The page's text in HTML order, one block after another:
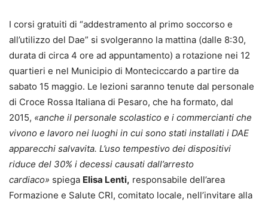
I corsi gratuiti di “addestramento al primo soccorso e
all’utilizzo del Dae” si svolgeranno la mattina (dalle 8:30,
durata di circa 4 ore ad appuntamento) a rotazione nei 12
quartieri e nel Municipio di Monteciccardo a partire da
sabato 15 maggio. Le lezioni saranno tenute dal personale
di Croce Rossa Italiana di Pesaro, che ha formato, dal
2015, «anche il personale scolastico e i commercianti che
vivono e lavoro nei luoghi in cui sono stati installati i DAE
apparecchi salvavita. L’uso tempestivo dei dispositivi
riduce del 30% i decessi causati dall’arresto
cardiaco» spiega Elisa Lenti, responsabile dell’area
Formazione e Salute CRI, comitato locale, nell’invitare alla